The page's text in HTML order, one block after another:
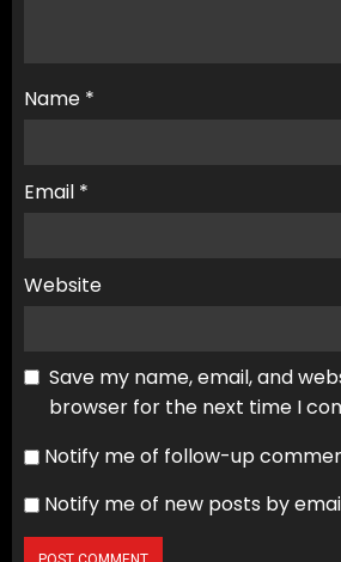
Name *
Email *
Website
Save my name, email, and
browser for the next time I
Notify me of follow-up
Notify me of new posts by